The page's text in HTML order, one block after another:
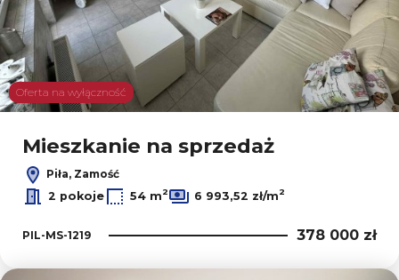
Oferta na wyłączność
Mieszkanie na sprzedaż
Piła, Zamość
2 pokoje
54 m2 6 993,52 zł/m2
PIL-MS-1219 378 000 zł